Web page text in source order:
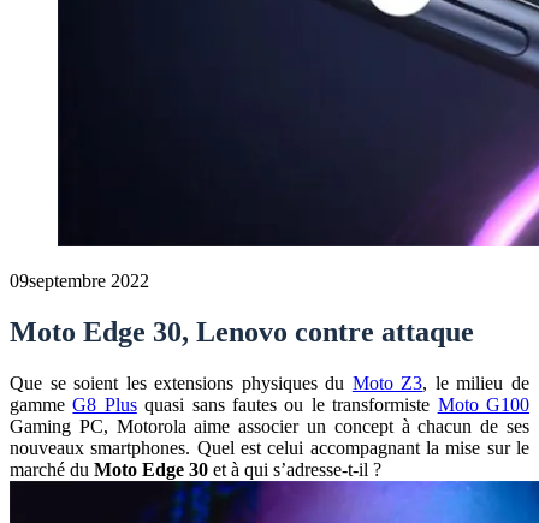
09septembre 2022
Moto Edge 30, Lenovo contre attaque
Que se soient les extensions physiques du Moto Z3, le milieu de
gammeG8 Plusquasi sans fautes ou le transformiste Moto G100
Gaming PC, Motorola aime associer un concept à chacun de ses
nouveaux smartphones. Quel est celui accompagnant la mise sur le
marché du Moto Edge 30 et à qui s’adresse-t-il ?